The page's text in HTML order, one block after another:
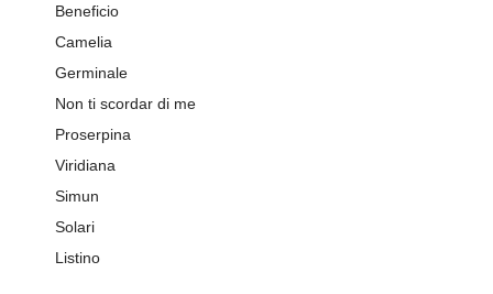
Beneficio
Camelia
Germinale
Non ti scordar di me
Proserpina
Viridiana
Simun
Solari
Listino